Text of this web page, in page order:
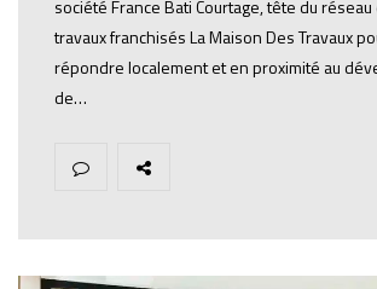
société France Bati Courtage, tête du
travaux franchisés La Maison Des Travaux
répondre localement et en proximité au
de…